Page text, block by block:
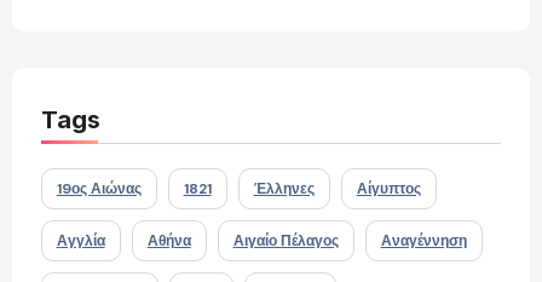
Tags
19ος Αιώνας 1821 Έλληνες Αίγυπτος
Αγγλία Αθήνα Αιγαίο Πέλαγος Αναγέννηση